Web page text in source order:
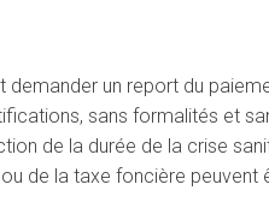
demander un report du
sans formalités et
de la durée de la crise
de la taxe foncière peuvent